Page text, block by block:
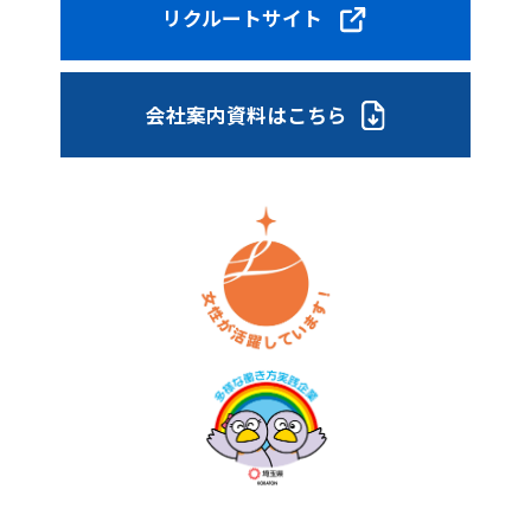
リクルートサイト
会社案内資料はこちら